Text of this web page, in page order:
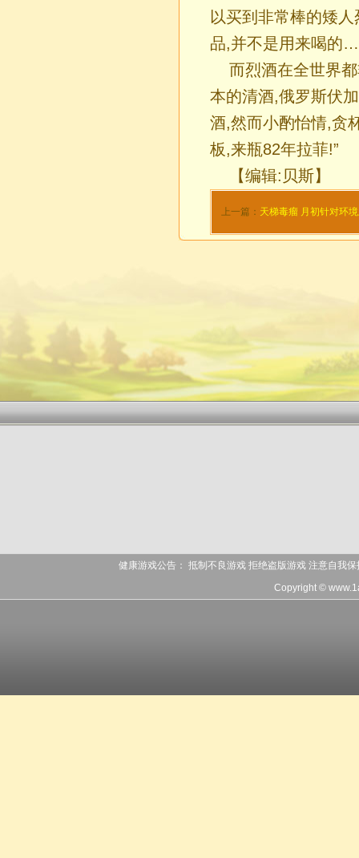
以买到非常棒的矮
品,并不是用来喝的
而烈酒在全世界
本的清酒,俄罗斯伏
酒,然而小酌怡情,贪
板,来瓶82年拉菲!”
【编辑:贝斯】
上一篇： 天梯毒瘤 月初针对环
健康游戏公告： 抵制不良游戏 拒绝盗版游戏 注意自我
Copyright ©